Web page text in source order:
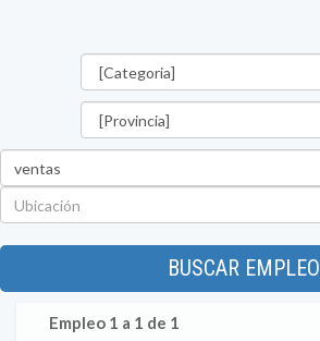
BUSCAR EMPLEO
Empleo 1 a 1 de 1